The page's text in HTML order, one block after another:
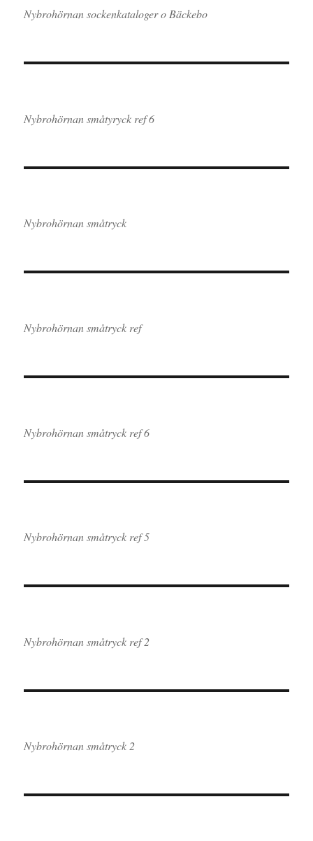
Nybrohörnan sockenkataloger o Bäckebo
Nybrohörnan småtyryck ref 6
Nybrohörnan småtryck
Nybrohörnan småtryck ref
Nybrohörnan småtryck ref 6
Nybrohörnan småtryck ref 5
Nybrohörnan småtryck ref 2
Nybrohörnan småtryck 2